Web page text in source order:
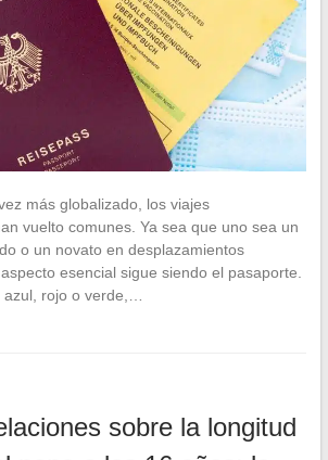
más globalizado, los viajes
vuelto comunes. Ya sea que uno sea un
o un novato en desplazamientos
esencial sigue siendo el pasaporte.
rojo o verde,…
sobre la longitud